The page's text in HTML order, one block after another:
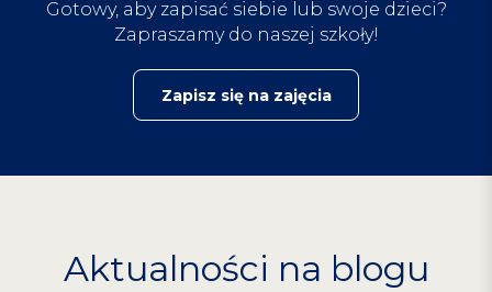
Gotowy, aby zapisać siebie lub swoje dzieci?
Zapraszamy do naszej szkoły!
Zapisz się na zajęcia
Aktualności na blogu